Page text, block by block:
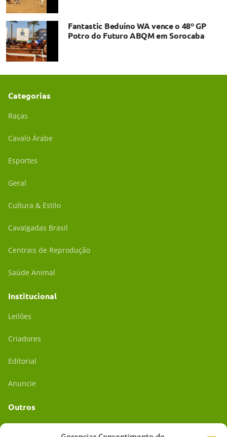
Fantastic Beduíno WA vence o 48º GP
Potro do Futuro ABQM em Sorocaba
Categorias
Raças
Cavalo Árabe
Esportes
Geral
Cultura & Estilo
Cavalgadas Brasil
Centrais de Reprodução
Saúde Animal
Institucional
Leilões
Criadores
Editorial
Anuncie
Outros